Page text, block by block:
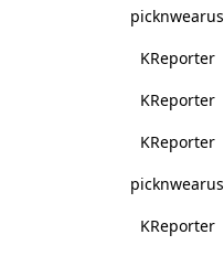
picknwearus
KReporter
KReporter
KReporter
picknwearus
KReporter